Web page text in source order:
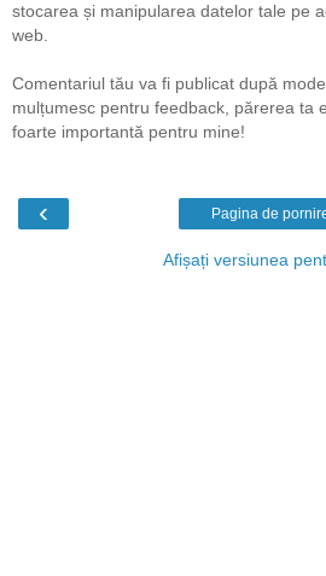
stocarea și manipularea datelor tale pe
web.
Comentariul tău va fi publicat după
mulțumesc pentru feedback, părerea ta
foarte importantă pentru mine!
‹ Pagina de
Afișați versiunea